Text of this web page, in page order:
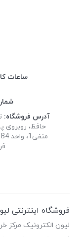
ساعات
آدرس فروشگاه:
حافظ، روبروی
فروشگاه اینترنتی
لیون الکترونیک مرکز